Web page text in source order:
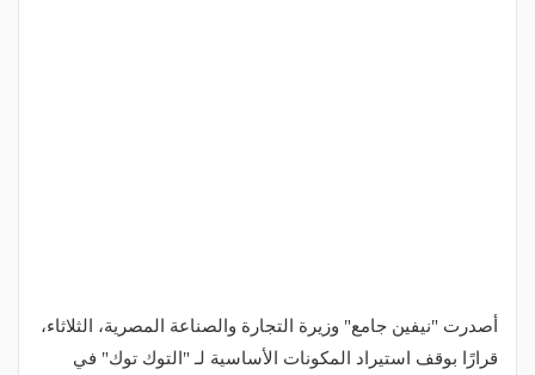
أصدرت "نيفين جامع" وزيرة التجارة والصناعة المصرية، الثلاثاء،
قرارًا بوقف استيراد المكونات الأساسية لـ "التوك توك" في